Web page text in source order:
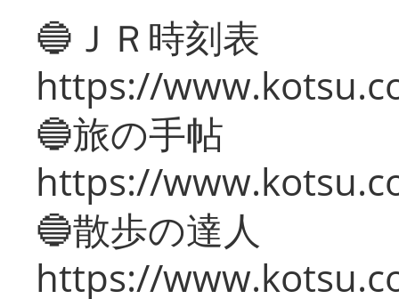
🔵ＪＲ時刻表
https://
🔵旅の手帖
https://
🔵散歩の達人
https://